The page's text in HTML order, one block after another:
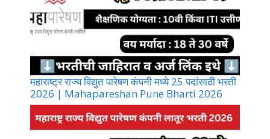
महाराष्ट्र राज्य विद्युत पारेषण कंपनी मध्ये 25 पदांसाठी भरती
2026 | Mahapareshan Pune Bharti 2026